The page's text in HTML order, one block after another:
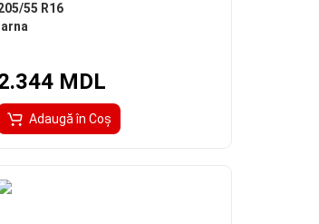
55 R16
Iarna
MDL
Adaugă în Coş